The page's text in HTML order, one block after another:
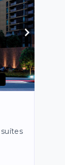
suítes